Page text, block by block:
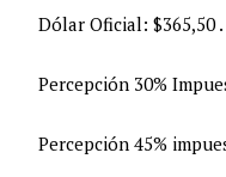
Dólar Oficial: $365,50 .
Percepción 30%
Percepción 45%